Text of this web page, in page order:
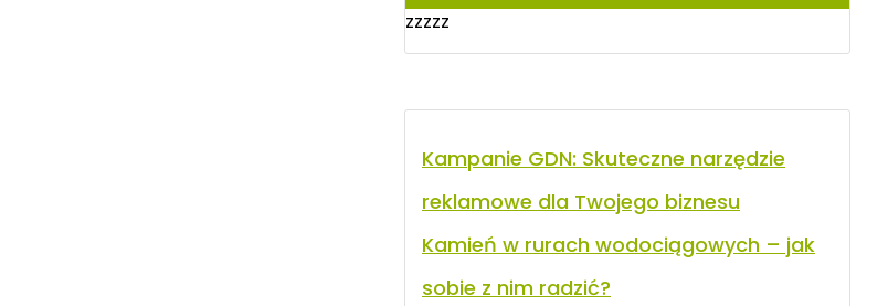
zzzzz
Kampanie GDN: Skuteczne narzędzie
reklamowe dla Twojego biznesu
Kamień w rurach wodociągowych – jak
sobie z nim radzić?